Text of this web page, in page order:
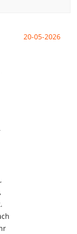
20-05-2026